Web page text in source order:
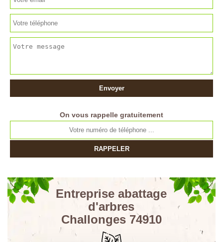
On vous rappelle gratuitement
Entreprise abattage
d'arbres
Challonges 74910